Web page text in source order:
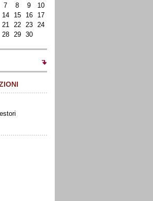
7 8 9
10
14 15 16
17
21 22 23
24
28 29 30